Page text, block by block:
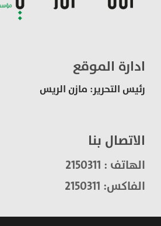
ادارة الموقع
رئيس التحرير: مازن الريس
الاتصال بنا
الهاتف : 2150311
الفاكس: 2150311